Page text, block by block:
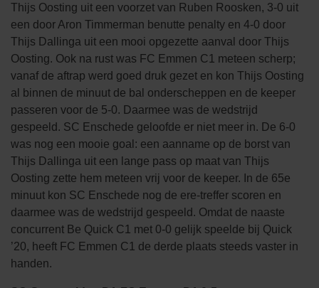
Thijs Oosting uit een voorzet van Ruben Roosken, 3-0 uit
een door Aron Timmerman benutte penalty en 4-0 door
Thijs Dallinga uit een mooi opgezette aanval door Thijs
Oosting. Ook na rust was FC Emmen C1 meteen scherp;
vanaf de aftrap werd goed druk gezet en kon Thijs Oosting
al binnen de minuut de bal onderscheppen en de keeper
passeren voor de 5-0. Daarmee was de wedstrijd
gespeeld. SC Enschede geloofde er niet meer in. De 6-0
was nog een mooie goal: een aanname op de borst van
Thijs Dallinga uit een lange pass op maat van Thijs
Oosting zette hem meteen vrij voor de keeper. In de 65e
minuut kon SC Enschede nog de ere-treffer scoren en
daarmee was de wedstrijd gespeeld. Omdat de naaste
concurrent Be Quick C1 met 0-0 gelijk speelde bij Quick
’20, heeft FC Emmen C1 de derde plaats steeds vaster in
handen.